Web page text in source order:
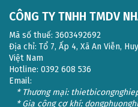
CÔNG TY TNHH TMDV
Mã số thuế: 3603492692
Địa chỉ: Tổ 7, Ấp 4, Xã An Viễn,
Việt Nam
Hotline: 0392 608 536
Email:
* Thương mại:
* Gia công cơ khí: